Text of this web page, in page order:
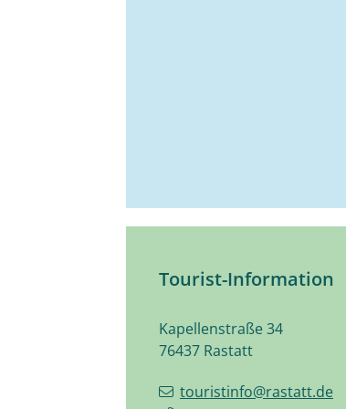
Tourist-Information
Kapellenstraße 34
76437 Rastatt
touristinfo@rastatt.de